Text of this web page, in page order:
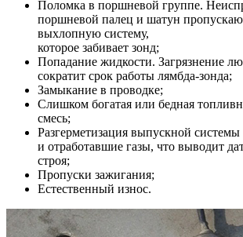
Поломка в поршневой группе.
поршневой палец и шатун
выхлопную систему,
которое забивает зонд;
Попадание жидкости. Загрязнение
сократит срок работы лямбда-зонда;
Замыкание в проводке;
Слишком богатая или бедная
смесь;
Разгерметизация выпускной системы
и отработавшие газы, что выводит
строя;
Пропуски зажигания;
Естественный износ.